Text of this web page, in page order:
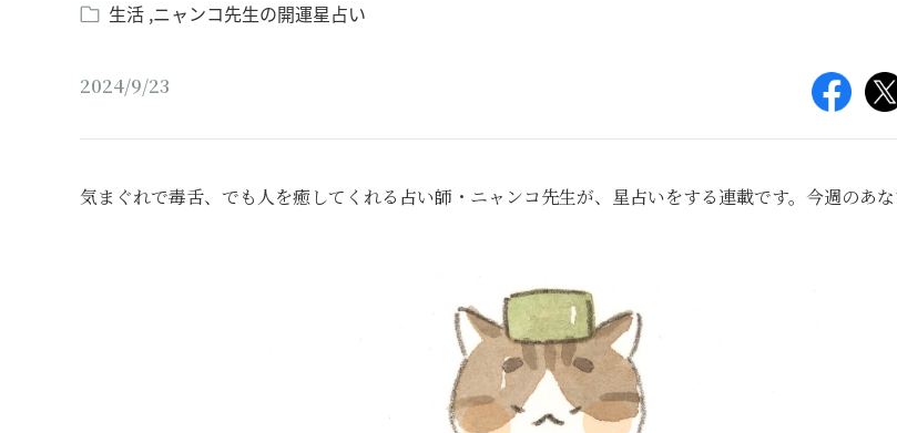
生活 ニャンコ先生の開運星占い
2024/9/23
気まぐれで毒舌、でも人を癒してくれる占い師・ニャンコ先生が、星占いをする連載です。今週のあ